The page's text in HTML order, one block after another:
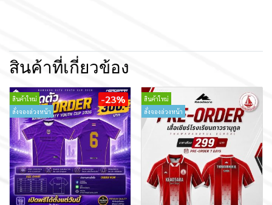
สินค้าที่เกี่ยวข้อง
สินค้าใหม่
สั่งจองล่วงหน้า
-23%
สินค้าใหม่
สั่งจองล่วงหน้า